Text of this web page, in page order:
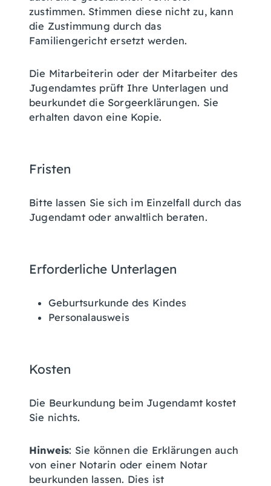
zustimmen. Stimmen diese nicht zu, kann
die Zustimmung durch das
Familiengericht ersetzt werden.
Die Mitarbeiterin oder der Mitarbeiter des
Jugendamtes prüft Ihre Unterlagen und
beurkundet die Sorgeerklärungen. Sie
erhalten davon eine Kopie.
Fristen
Bitte lassen Sie sich im Einzelfall durch das
Jugendamt oder anwaltlich beraten.
Erforderliche Unterlagen
Geburtsurkunde des Kindes
Personalausweis
Kosten
Die Beurkundung beim Jugendamt kostet
Sie nichts.
Hinweis: Sie können die Erklärungen auch
von einer Notarin oder einem Notar
beurkunden lassen. Dies ist